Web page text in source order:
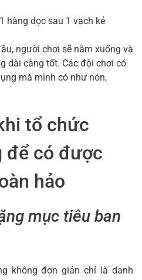
hàng dọc sau 1 vạch kẻ
người chơi sẽ nằm xuống và
dài càng tốt. Các đội chơi có
mà mình có như nón,
tổ chức
để có được
hảo
mục tiêu ban
không đơn giản chỉ là danh